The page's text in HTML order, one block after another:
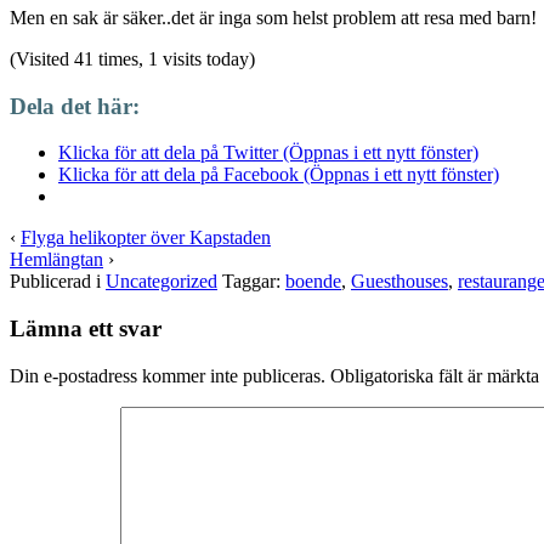
Men en sak är säker..det är inga som helst problem att resa med barn!
(Visited 41 times, 1 visits today)
Dela det här:
Klicka för att dela på Twitter (Öppnas i ett nytt fönster)
Klicka för att dela på Facebook (Öppnas i ett nytt fönster)
‹ Flyga helikopter över Kapstaden
Hemlängtan ›
Publicerad i Uncategorized Taggar: boende, Guesthouses,
Lämna ett svar
Din e-postadress kommer inte publiceras. Obligatoriska fält är märkta